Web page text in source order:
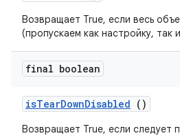
Возвращает True, если весь
(пропускаем как настройку, так
final boolean
isTearDownDisabled ()
Возвращает True, если следует